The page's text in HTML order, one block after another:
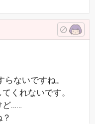
ないですね。
くれないです。
ど……